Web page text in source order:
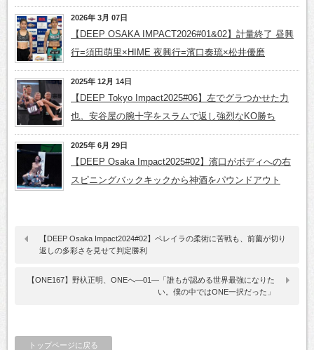
2026年 3月 07日
【DEEP OSAKA IMPACT2026#01&02】計量終了 昼興
行=須田萌里×HIME 夜興行=濱口奏琉×松井優磨
2025年 12月 14日
【DEEP Tokyo Impact2025#06】左でグラつかせた力
也。安谷屋の腕十字をスラムで返し強烈なKO勝ち
2025年 6月 29日
【DEEP Osaka Impact2025#02】濱口がボディへの右
スピニングバックキックから神酒をパウンドアウト
【DEEP Osaka Impact2024#02】ペレイラの柔術に苦戦も、前薗が切り
返しの多彩さを見せて判定勝利
【ONE167】野杁正明、ONEへ―01―「誰もが認める世界最強になりた
い。僕の中ではONE一択だった」
トップページに戻る